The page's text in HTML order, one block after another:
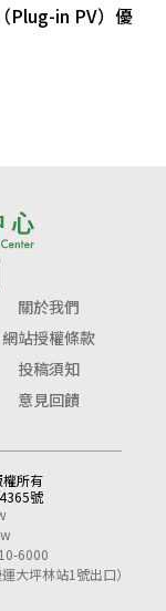
Plug-in PV）優
關於我們
網站授權條款
投稿須知
意見回饋
所有
號
6000
大坪林站1號出口）